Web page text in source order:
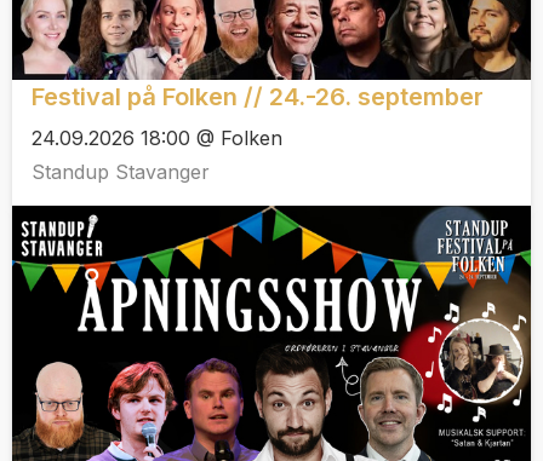
Festival på Folken // 24.-26. september
24.09.2026 18:00 @ Folken
Standup Stavanger